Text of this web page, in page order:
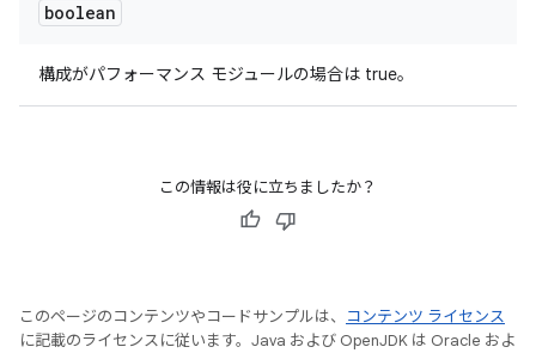
boolean
構成がパフォーマンス モジュールの場合は true。
この情報は役に立ちましたか？
このページのコンテンツやコードサンプルは、
コンテンツ ライセンス
に記載のライセンスに従います。Java および OpenJDK は Oracle およ